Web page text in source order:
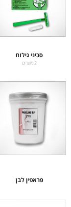
סכיני גילוח
2 מוצרים
פראפין לבן